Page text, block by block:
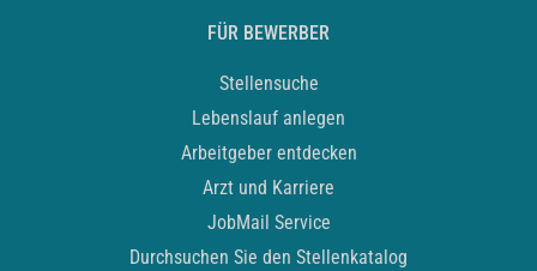
FÜR BEWERBER
Stellensuche
Lebenslauf anlegen
Arbeitgeber entdecken
Arzt und Karriere
JobMail Service
Durchsuchen Sie den Stellenkatalog